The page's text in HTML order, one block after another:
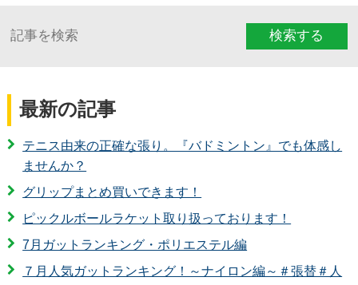
検索する
最新の記事
テニス由来の正確な張り。『バドミントン』でも体感し
ませんか？
グリップまとめ買いできます！
ピックルボールラケット取り扱っております！
7月ガットランキング・ポリエステル編
７月人気ガットランキング！～ナイロン編～＃張替＃人